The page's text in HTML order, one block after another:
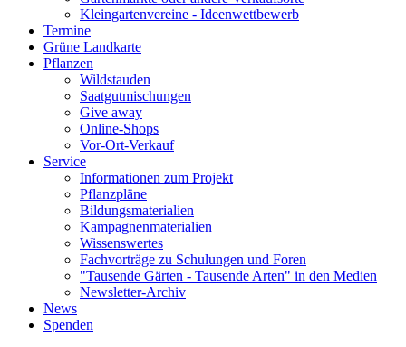
Kleingartenvereine - Ideenwettbewerb
Termine
Grüne Landkarte
Pflanzen
Wildstauden
Saatgutmischungen
Give away
Online-Shops
Vor-Ort-Verkauf
Service
Informationen zum Projekt
Pflanzpläne
Bildungsmaterialien
Kampagnenmaterialien
Wissenswertes
Fachvorträge zu Schulungen und Foren
"Tausende Gärten - Tausende Arten" in den Medien
Newsletter-Archiv
News
Spenden